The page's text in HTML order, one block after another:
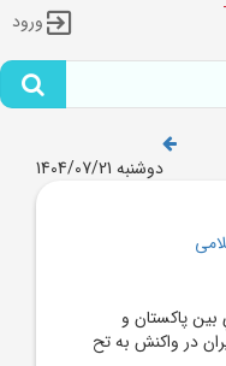
ورود
دوشنبه 1404/07/21